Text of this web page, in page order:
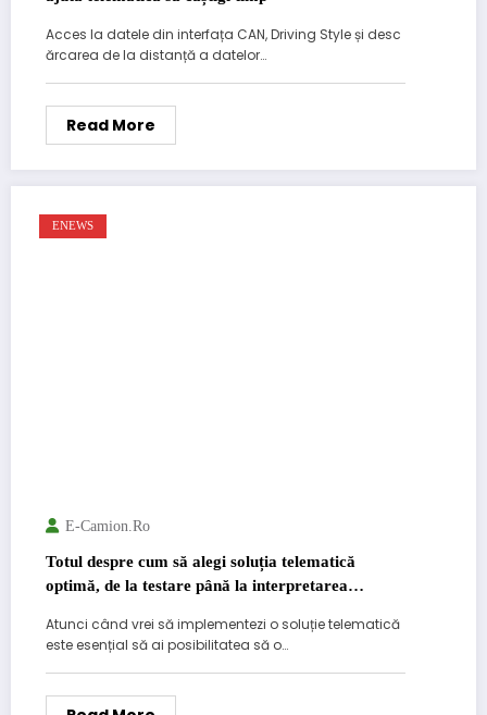
Acces la datele din interfața CAN, Driving Style și desc
ărcarea de la distanță a datelor…
Read More
ENEWS
E-Camion.ro
Totul despre cum să alegi soluția telematică
optimă, de la testare până la interpretarea
Atunci când vrei să implementezi o soluție telematică
este esențial să ai posibilitatea să o…